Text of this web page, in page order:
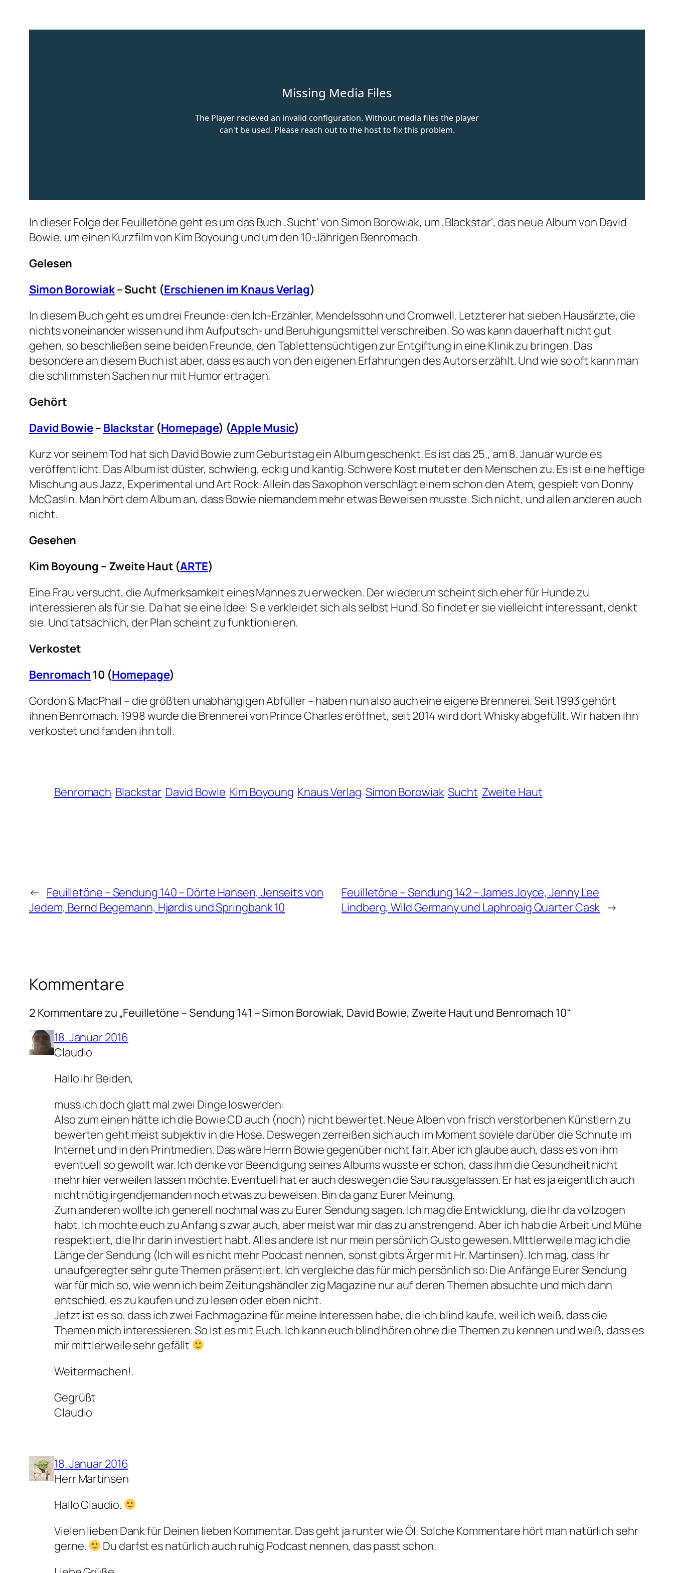
In dieser Folge der Feuilletöne geht es um das Buch ‚Sucht‘ von Simon Borowiak, um ‚Blackstar‘, das neue Album von David
Bowie, um einen Kurzfilm von Kim Boyoung und um den 10-Jährigen Benromach.
Gelesen
Simon Borowiak– Sucht (Erschienen im Knaus Verlag)
In diesem Buch geht es um drei Freunde: den Ich-Erzähler, Mendelssohn und Cromwell. Letzterer hat sieben Hausärzte, die
nichts voneinander wissen und ihm Aufputsch- und Beruhigungsmittel verschreiben. So was kann dauerhaft nicht gut
gehen, so beschließen seine beiden Freunde, den Tablettensüchtigen zur Entgiftung in eine Klinik zu bringen. Das
besondere an diesem Buch ist aber, dass es auch von den eigenen Erfahrungen des Autors erzählt. Und wie so oft kann man
die schlimmsten Sachen nur mit Humor ertragen.
Gehört
David Bowie– Blackstar(Homepage) (Apple Music)
Kurz vor seinem Tod hat sich David Bowie zum Geburtstag ein Album geschenkt. Es ist das 25., am 8. Januar wurde es
veröffentlicht. Das Album ist düster, schwierig, eckig und kantig. Schwere Kost mutet er den Menschen zu. Es ist eine heftige
Mischung aus Jazz, Experimental und Art Rock. Allein das Saxophon verschlägt einem schon den Atem, gespielt von Donny
McCaslin. Man hört dem Album an, dass Bowie niemandem mehr etwas Beweisen musste. Sich nicht, und allen anderen auch
nicht.
Gesehen
Kim Boyoung – Zweite Haut (ARTE)
Eine Frau versucht, die Aufmerksamkeit eines Mannes zu erwecken. Der wiederum scheint sich eher für Hunde zu
interessieren als für sie. Da hat sie eine Idee: Sie verkleidet sich als selbst Hund. So findet er sie vielleicht interessant, denkt
sie. Und tatsächlich, der Plan scheint zu funktionieren.
Verkostet
Benromach 10 (Homepage)
Gordon & MacPhail – die größten unabhängigen Abfüller – haben nun also auch eine eigene Brennerei. Seit 1993 gehört
ihnen Benromach. 1998 wurde die Brennerei von Prince Charles eröffnet, seit 2014 wird dort Whisky abgefüllt. Wir haben ihn
verkostet und fanden ihn toll.
Benromach Blackstar David Bowie Kim Boyoung Knaus Verlag Simon Borowiak Sucht Zweite Haut
← Feuilletöne – Sendung 140 – Dörte Hansen, Jenseits von
Jedem, Bernd Begemann, Hjørdis und Springbank 10
Feuilletöne – Sendung 142 – James Joyce, Jenny Lee
Lindberg, Wild Germany und Laphroaig Quarter Cask →
Kommentare
2 Kommentare zu „Feuilletöne – Sendung 141 – Simon Borowiak, David Bowie, Zweite Haut und Benromach 10“
18. Januar 2016
Claudio
Hallo ihr Beiden,
muss ich doch glatt mal zwei Dinge loswerden:
Also zum einen hätte ich die Bowie CD auch (noch) nicht bewertet. Neue Alben von frisch verstorbenen Künstlern zu
bewerten geht meist subjektiv in die Hose. Deswegen zerreißen sich auch im Moment soviele darüber die Schnute im
Internet und in den Printmedien. Das wäre Herrn Bowie gegenüber nicht fair. Aber ich glaube auch, dass es von ihm
eventuell so gewollt war. Ich denke vor Beendigung seines Albums wusste er schon, dass ihm die Gesundheit nicht
mehr hier verweilen lassen möchte. Eventuell hat er auch deswegen die Sau rausgelassen. Er hat es ja eigentlich auch
nicht nötig irgendjemanden noch etwas zu beweisen. Bin da ganz Eurer Meinung.
Zum anderen wollte ich generell nochmal was zu Eurer Sendung sagen. Ich mag die Entwicklung, die Ihr da vollzogen
habt. Ich mochte euch zu Anfang s zwar auch, aber meist war mir das zu anstrengend. Aber ich hab die Arbeit und Mühe
respektiert, die Ihr darin investiert habt. Alles andere ist nur mein persönlich Gusto gewesen. MIttlerweile mag ich die
Länge der Sendung (Ich will es nicht mehr Podcast nennen, sonst gibts Ärger mit Hr. Martinsen). Ich mag, dass Ihr
unaufgeregter sehr gute Themen präsentiert. Ich vergleiche das für mich persönlich so: Die Anfänge Eurer Sendung
war für mich so, wie wenn ich beim Zeitungshändler zig Magazine nur auf deren Themen absuchte und mich dann
entschied, es zu kaufen und zu lesen oder eben nicht.
Jetzt ist es so, dass ich zwei Fachmagazine für meine Interessen habe, die ich blind kaufe, weil ich weiß, dass die
Themen mich interessieren. So ist es mit Euch. Ich kann euch blind hören ohne die Themen zu kennen und weiß, dass es
mir mittlerweile sehr gefällt
Weitermachen!.
Gegrüßt
Claudio
18. Januar 2016
Herr Martinsen
Hallo Claudio.
Vielen lieben Dank für Deinen lieben Kommentar. Das geht ja runter wie Öl. Solche Kommentare hört man natürlich sehr
gerne.
Du darfst es natürlich auch ruhig Podcast nennen, das passt schon.